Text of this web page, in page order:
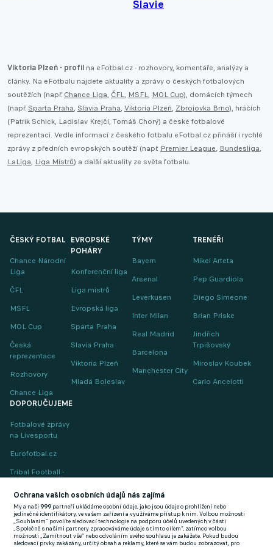
Slavie
Viktoria Plzeň - profil na eFotbal.cz - rozhovory, komentáře, analýzy a
články. Na eFotbalu najdete aktuality a zprávy o českých fotbalových
soutěžích (např. Chance Liga, ČFL, MSFL, MOL Cup), domácích týmech
(např. Sparta Praha, Slavia Praha, Viktoria Plzeň, Zbrojovka Brno), hráčích
(Patrik Schick, Ladislav Krejčí, Tomáš Chorý) a české fotbalové
reprezentaci. Vedle informací z českého fotbalu eFotbal.cz přináší i rychlé
zprávy z předních evropských soutěží (např. Premier League, Bundesliga,
LaLiga, Liga Mistrů) a další aktuality ze světa fotbalu.
ČESKÝ FOTBAL
Chance Národní
Liga
ČFL
MSFL
MOL Cup
Česká
reprezentace
Rozhovory
Chance Liga
EVROPSKÉ
POHÁRY
Konferenční liga
Liga mistrů
Evropská liga
Sparta Praha
Slavia Praha
Viktoria Plzeň
Mladá Boleslav
TÝMY
Bayern
Arsenal
Leverkusen
Inter Milan
Real Madrid
Barcelona
Manchester City
TRENÉŘI
Mikel Arteta
Pep Guardiola
Diego Simeone
Brian Priske
Jindřich
Trpišovský
Miroslav Koubek
Carlo Ancelotti
DOPORUČUJEME
Fotbalové zprávy
na Livesportu
Eurofotbal.cz
Tribal Football -
(EN)
FlashFutbal (SK)
Tenisportal.cz
Ochrana vašich osobních údajů nás zajímá
My a naši999 partneři ukládáme osobní údaje, jako jsou údaje o prohlížení nebo
jedinečné identifikátory, ve vašem zařízení a využíváme přístup k nim. Volbou možnosti
„Souhlasím“ povolíte sledovací technologie na podporu účelů uvedených v části
„Společně s našimi partnery zpracováváme údaje s tímto cílem“, zatímco volbou
možnosti „Zamítnout vše“ nebo odvoláním svého souhlasu je zakážete. Pokud budou
sledovací prvky zakázány, určitý obsah a reklamy, které se vám budou zobrazovat, pro